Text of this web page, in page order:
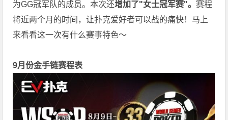
为GG冠军队的成员。本次还增加了"女士冠军赛"。赛程
将近两个月的时间，让扑克爱好者可以战的痛快！马上
来看看这一次有什么赛事特色～
9月份金手链赛程表